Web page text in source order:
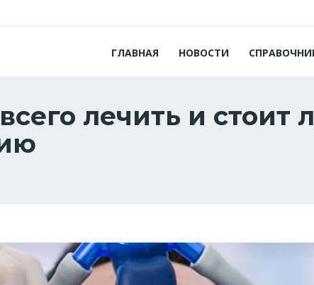
ГЛАВНАЯ НОВОСТИ
лечить и стоит